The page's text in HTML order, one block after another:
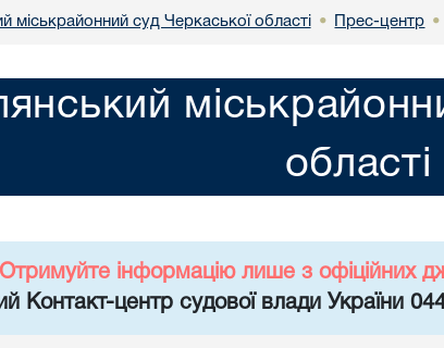
міськрайонний суд Черкаської області • Прес-центр •
області
Отримуйте інформацію лише з офіційних
Контакт-центр судової влади України